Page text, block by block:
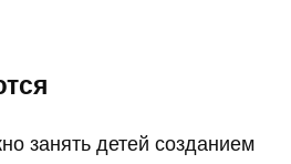
занять детей созданием